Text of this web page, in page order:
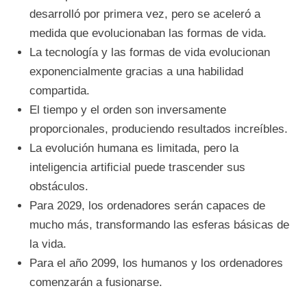
desarrolló por primera vez, pero se aceleró a
medida que evolucionaban las formas de vida.
La tecnología y las formas de vida evolucionan
exponencialmente gracias a una habilidad
compartida.
El tiempo y el orden son inversamente
proporcionales, produciendo resultados increíbles.
La evolución humana es limitada, pero la
inteligencia artificial puede trascender sus
obstáculos.
Para 2029, los ordenadores serán capaces de
mucho más, transformando las esferas básicas de
la vida.
Para el año 2099, los humanos y los ordenadores
comenzarán a fusionarse.